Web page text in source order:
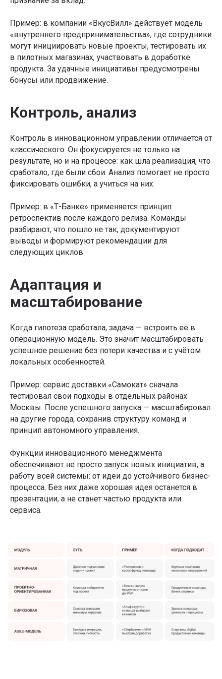
Пример: в компании «ВкусВилл» действует модель
«внутреннего предпринимательства», где сотрудники
могут инициировать новые проекты, тестировать их
в пилотных магазинах, участвовать в доработке
продукта. За удачные инициативы предусмотрены
бонусы или продвижение.
Контроль, анализ
Контроль в инновационном управлении отличается от
классического. Он фокусируется не только на
результате, но и на процессе: как шла реализация, что
сработало, где были сбои. Анализ помогает не просто
фиксировать ошибки, а учиться на них.
Пример: в «Т-Банке» применяется принцип
ретроспектив после каждого релиза. Команды
разбирают, что пошло не так, документируют
выводы и формируют рекомендации для
следующих циклов.
Адаптация и
масштабирование
Когда гипотеза сработала, задача — встроить её в
операционную модель. Это значит масштабировать
успешное решение без потери качества и с учётом
локальных особенностей.
Пример: сервис доставки «Самокат» сначала
тестировал свои подходы в отдельных районах
Москвы. После успешного запуска — масштабировал
на другие города, сохранив структуру команд и
принцип автономного управления.
Функции инновационного менеджмента
обеспечивают не просто запуск новых инициатив, а
работу всей системы: от идеи до устойчивого бизнес-
процесса. Без них даже хорошая идея останется в
презентации, а не станет частью продукта или
сервиса.